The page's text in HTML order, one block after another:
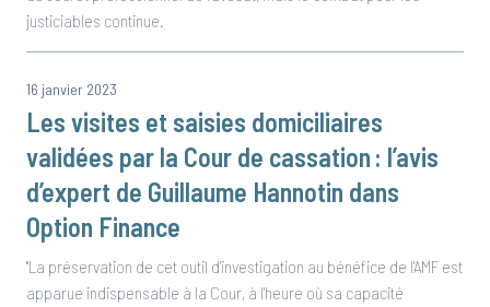
justiciables continue.
16 janvier 2023
Les visites et saisies domiciliaires
validées par la Cour de cassation : l’avis
d’expert de Guillaume Hannotin dans
Option Finance
"La préservation de cet outil d'investigation au bénéfice de l'AMF est
apparue indispensable à la Cour, à l'heure où sa capacité